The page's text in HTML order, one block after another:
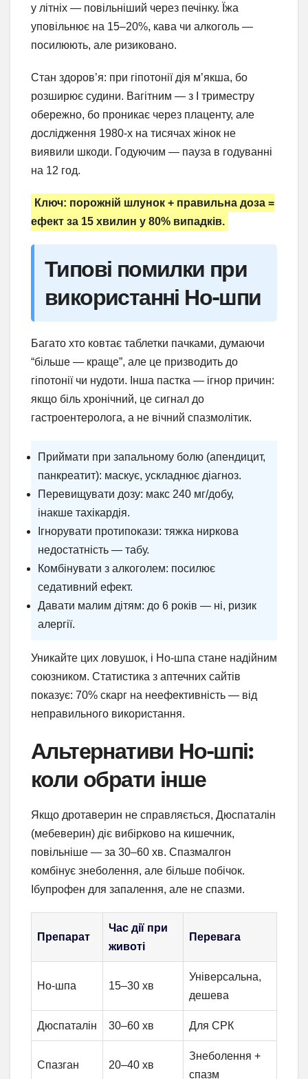
у літніх — повільніший через печінку. Їжа
уповільнює на 15–20%, кава чи алкоголь —
посилюють, але ризиковано.
Стан здоров’я: при гіпотонії дія м’якша, бо
розширює судини. Вагітним — з I триместру
обережно, бо проникає через плаценту, але
дослідження 1980-х на тисячах жінок не
виявили шкоди. Годуючим — пауза в годуванні
на 12 год.
Ключ: порожній шлунок + правильна доза =
ефект за 15 хвилин у 80% випадків.
Типові помилки при
використанні Но-шпи
Багато хто ковтає таблетки пачками, думаючи
“більше — краще”, але це призводить до
гіпотонії чи нудоти. Інша пастка — ігнор причин:
якщо біль хронічний, це сигнал до
гастроентеролога, а не вічний спазмолітик.
Приймати при запальному болю (апендицит,
панкреатит): маскує, ускладнює діагноз.
Перевищувати дозу: макс 240 мг/добу,
інакше тахікардія.
Ігнорувати протипокази: тяжка ниркова
недостатність — табу.
Комбінувати з алкоголем: посилює
седативний ефект.
Давати малим дітям: до 6 років — ні, ризик
алергії.
Уникайте цих ловушок, і Но-шпа стане надійним
союзником. Статистика з аптечних сайтів
показує: 70% скарг на неефективність — від
неправильного використання.
Альтернативи Но-шпі:
коли обрати інше
Якщо дротаверин не справляється, Дюспаталін
(мебеверин) діє вибірково на кишечник,
повільніше — за 30–60 хв. Спазмалгон
комбінує знеболення, але більше побічок.
Ібупрофен для запалення, але не спазми.
Препарат
Час дії при
животі
Перевага
Но-шпа 15–30 хв
Універсальна,
дешева
Дюспаталін 30–60 хв Для СРК
Спазган 20–40 хв
Знеболення +
спазм